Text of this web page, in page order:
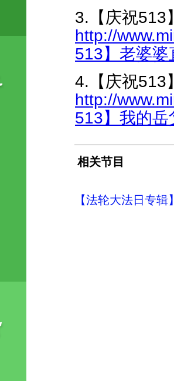
3.【庆祝513
http://
513】老婆
4.【庆祝513
http://
513】我的
相关节目
【法轮大法日专